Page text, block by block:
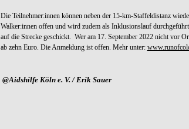
Die Teilnehmer:innen können neben der 15-km-Staffeldistanz
Walker:innen offen und wird zudem als Inklusionslauf
auf die Strecke geschickt. Wer am 17. September 2022 nicht vor
ab zehn Euro. Die Anmeldung ist offen. Mehr unter:
@Aidshilfe Köln e. V. / Erik Sauer